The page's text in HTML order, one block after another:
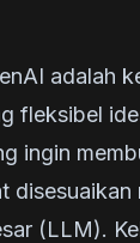
adalah
fleksibel
ingin
disesuaikan
(LLM).